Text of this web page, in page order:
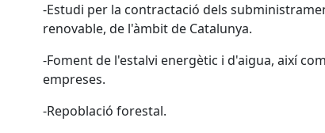
-Estudi per la contractació dels
renovable, de l'àmbit de Catalunya.
-Foment de l'estalvi energètic i d'aigua, així
empreses.
-Repoblació forestal.